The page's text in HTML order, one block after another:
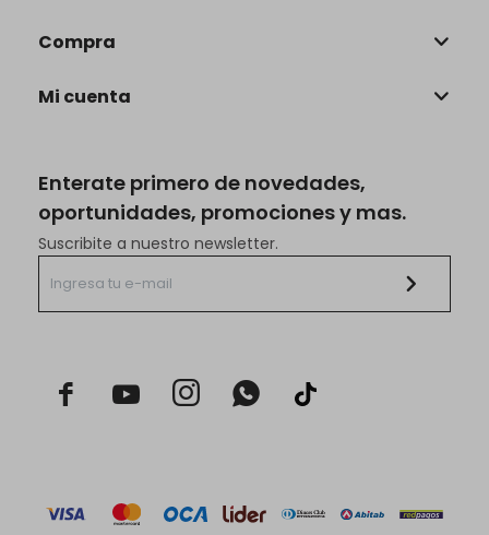
Enterate primero de novedades,
oportunidades, promociones y mas.
Suscribite a nuestro newsletter.
  
Compra
Mi cuenta